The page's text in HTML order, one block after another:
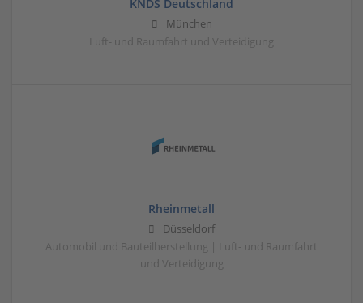
KNDS Deutschland
München
Luft- und Raumfahrt und Verteidigung
Rheinmetall
Düsseldorf
Automobil und Bauteilherstellung | Luft- und Raumfahrt
und Verteidigung